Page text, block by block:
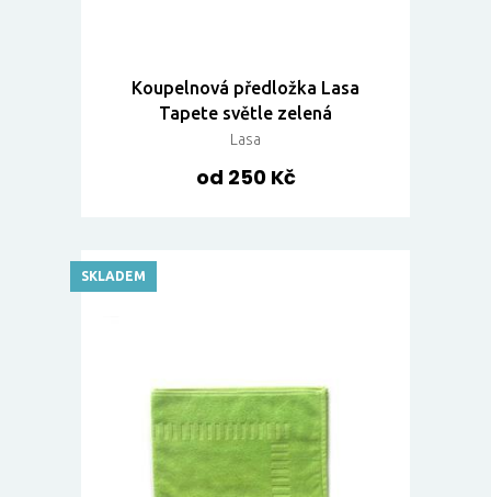
Koupelnová předložka Lasa
Tapete světle zelená
Lasa
od 250 Kč
SKLADEM